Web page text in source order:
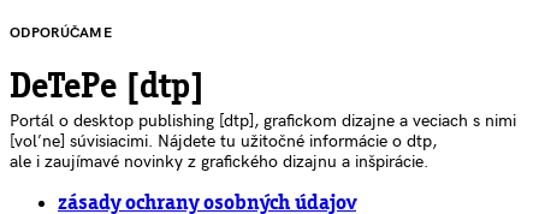
ODPORÚČAME
DeTePe [dtp]
Portál o desktop publishing [dtp], grafickom dizajne a veciach s nimi
[voľne] súvisiacimi. Nájdete tu užitočné informácie o dtp,
ale i zaujímavé novinky z grafického dizajnu a inšpirácie.
zásady ochrany osobných údajov